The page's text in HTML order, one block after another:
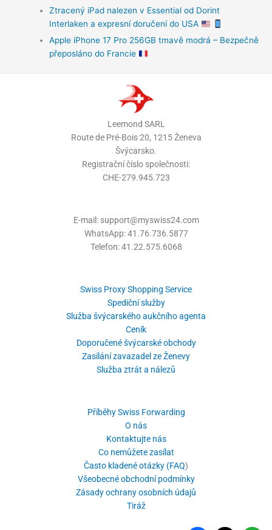
Ztracený iPad nalezen v Essential od Dorint
Interlaken a expresní doručení do USA
Apple iPhone 17 Pro 256GB tmavě modrá – Bezpečně
přeposláno do Francie
Leemond SARL
Route de Pré-Bois 20, 1215 Ženeva
Švýcarsko.
Registrační číslo společnosti:
CHE-279.945.723
E-mail: support@myswiss24.com
WhatsApp: 41.76.736.5877
Telefon: 41.22.575.6068
Swiss Proxy Shopping Service
Spediční služby
Služba švýcarského aukčního agenta
Ceník
Doporučené švýcarské obchody
Zasílání zavazadel ze Ženevy
Služba ztrát a nálezů
Příběhy Swiss Forwarding
O nás
Kontaktujte nás
Co nemůžete zasílat
Často kladené otázky (FAQ)
Všeobecné obchodní podmínky
Zásady ochrany osobních údajů
Tiráž